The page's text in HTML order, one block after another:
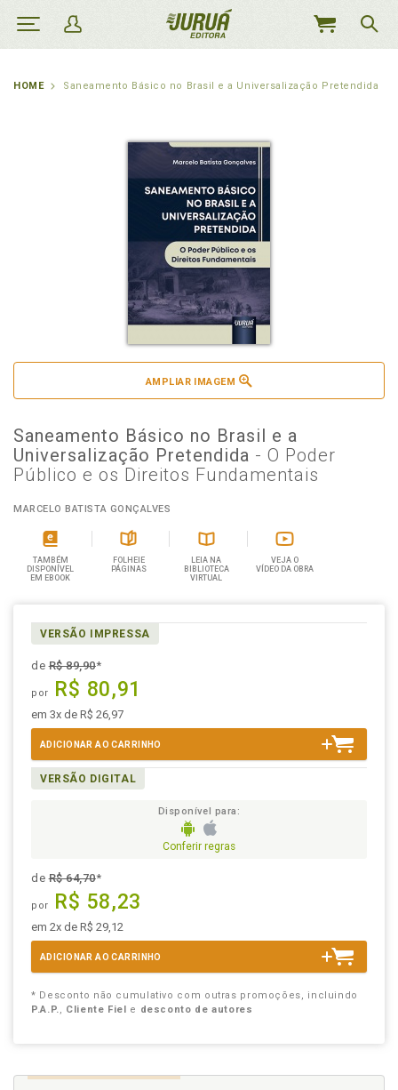
MEU
HOME Saneamento Básico no Brasil e a Universalização Pretendida
AMPLIAR IMAGEM
Saneamento Básico no Brasil e a
Universalização Pretendida - O Poder
Público e os Direitos Fundamentais
MARCELO BATISTA GONÇALVES
TAMBÉM
DISPONÍVEL
EM EBOOK
FOLHEIE
PÁGINAS
LEIA NA
BIBLIOTECA
VIRTUAL
VEJA O
VÍDEO DA OBRA
VERSÃO IMPRESSA
deR$ 89,90*
por R$ 80,91
em 3x de R$ 26,97
ADICIONAR AO CARRINHO
VERSÃO DIGITAL
Disponível para:
Conferir regras
deR$ 64,70*
por R$ 58,23
em 2x de R$ 29,12
ADICIONAR AO CARRINHO
* Desconto não cumulativo com outras promoções, incluindo
P.A.P., Cliente Fiel e desconto de autores